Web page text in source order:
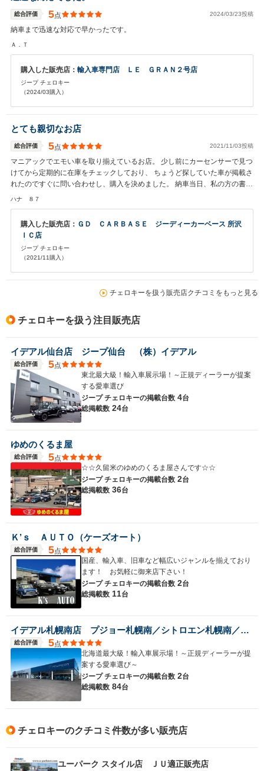
総合評価 5点 2024/03/23投稿
納車まで迅速な対応で早かったです。
Ａ．Ｔ
購入した販売店： 輸入車専門店 ＬＥ ＧＲＡＮ２号店
ジープ チェロキー
（2024/03購入）
とても親切なお店
総合評価 5点 2021/11/03投稿
マニアックでエモい車を取り揃えているお店。 少し前にカーセンサーで見つ
けてから定期的に在庫をチェックしており、 ちょうど探していた車が掲載さ
れたのですぐに問い合わせし、購入を決めました。 納車当日、私の方の書類
ミスにより名義変更ができないというトラブルが発生しましたが、迅速な対
す！
ハナ ８７
購入した販売店： ＧＤ ＣＡＲＢＡＳＥ ジーディーカーベース 所沢
ＩＣ店
ジープ チェロキー
（2021/11購入）
チェロキーを扱う販売店クチコミをもっと見る
チェロキーを扱う注目販売店
イデアル仙台店 ジープ仙台 （株）イデアル
総合評価 5点
東北最大級！輸入車展示場！～正規ディーラーが提案
する愛車選び
ジープ チェロキーの掲載台数 4台
総掲載数 24台
ゆめのくるま屋
総合評価 5点
☆☆久留米のゆめのくるま屋さんです☆☆
ジープ チェロキーの掲載台数 2台
総掲載数 36台
Ｋ’ｓ ＡＵＴＯ（ケーズオート）
総合評価 5点
国産、輸入車、旧車など幅広いジャンルを揃えており
ます！ お気軽に御来店下さい！
ジープ チェロキーの掲載台数 2台
総掲載数 11台
イデアル札幌南店 プジョー札幌南／シトロエン札幌南／ＤＳ ＳＴＯＲＥ札幌 （株）イデアル
総合評価 5点
北海道最大級！輸入車展示場！～正規ディーラーが提
案する愛車選び～
ジープ チェロキーの掲載台数 2台
総掲載数 84台
チェロキーのクチコミ件数が多い販売店
ユーパーク スタイル店 ＪＵ適正販売店